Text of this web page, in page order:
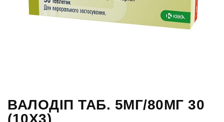
ВАЛОДІП ТАБ. 5МГ/80МГ 30
(10Х3)